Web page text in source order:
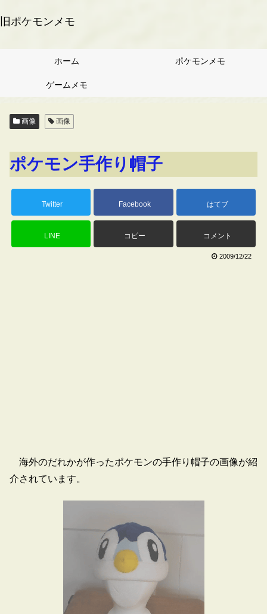
旧ポケモンメモ
ホーム ポケモンメモ
ゲームメモ
画像 画像
ポケモン手作り帽子
Twitter Facebook はてブ
LINE コピー コメント
2009/12/22
海外のだれかが作ったポケモンの手作り帽子の画像が紹
介されています。